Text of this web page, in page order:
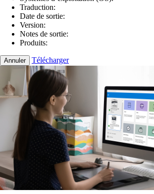
Traduction:
Date de sortie:
Version:
Notes de sortie:
Produits:
Annuler Télécharger